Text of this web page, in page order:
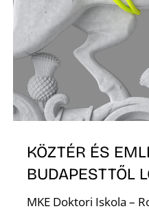
KÖZTÉR ÉS
BUDAPESTTŐL
MKE Doktori Iskola –